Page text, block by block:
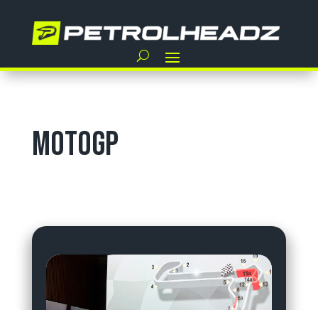
MotoGP